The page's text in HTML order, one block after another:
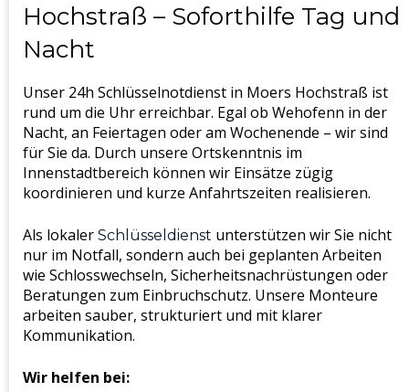
Hochstraß – Soforthilfe Tag und
Nacht
Unser 24h Schlüsselnotdienst in Moers Hochstraß ist
rund um die Uhr erreichbar. Egal ob Wehofenn in der
Nacht, an Feiertagen oder am Wochenende – wir sind
für Sie da. Durch unsere Ortskenntnis im
Innenstadtbereich können wir Einsätze zügig
koordinieren und kurze Anfahrtszeiten realisieren.
Als lokaler Schlüsseldienst unterstützen wir Sie nicht
nur im Notfall, sondern auch bei geplanten Arbeiten
wie Schlosswechseln, Sicherheitsnachrüstungen oder
Beratungen zum Einbruchschutz. Unsere Monteure
arbeiten sauber, strukturiert und mit klarer
Kommunikation.
Wir helfen bei: